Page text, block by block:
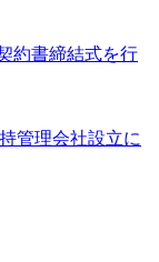
約書締結式を行
管理会社設立に